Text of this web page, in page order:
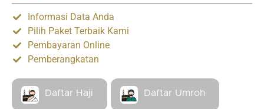
Informasi Data Anda
Pilih Paket Terbaik Kami
Pembayaran Online
Pemberangkatan
Daftar Haji Daftar Umroh